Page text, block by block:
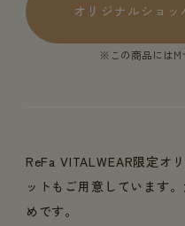
オリジナルショッ
※この商品にはM
ReFa VITALWEAR限定オ
ットもご用意しています
めです。